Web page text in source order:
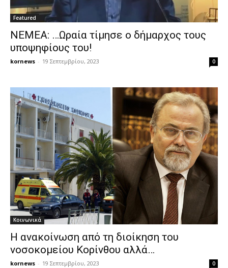
Featured
ΝΕΜΕΑ: …Ωραία τίμησε ο δήμαρχος τους
υποψηφίους του!
kornews - 19 Σεπτεμβρίου, 2023 0
Κοινωνικά
Η ανακοίνωση από τη διοίκηση του
νοσοκομείου Κορίνθου αλλά…
kornews - 19 Σεπτεμβρίου, 2023 0